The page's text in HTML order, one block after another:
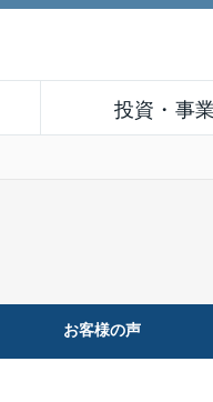
投資・事業
お客様の声